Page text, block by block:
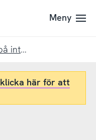
Meny
Titta – Fler tittar på video på internet
klicka här för att